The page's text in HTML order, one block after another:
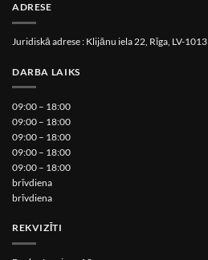
ADRESE
Juridiskā adrese : Klijānu iela 22, Rīga, LV-1013
DARBA LAIKS
09:00 – 18:00
09:00 – 18:00
09:00 – 18:00
09:00 – 18:00
09:00 – 18:00
brīvdiena
brīvdiena
REKVIZĪTI